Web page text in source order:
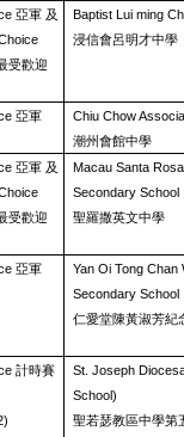
亞軍 及
受歡迎
Baptist Lui ming
浸信會呂明才中學
亞軍
Chiu Chow
潮州會館中學
亞軍 及
受歡迎
Macau Santa
Secondary
聖羅撒英文中學
亞軍
Yan Oi Tong Chan
Secondary School
仁愛堂陳黃淑芳紀
計時賽
St. Joseph
School)
聖若瑟教區中學第